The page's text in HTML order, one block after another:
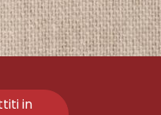
in